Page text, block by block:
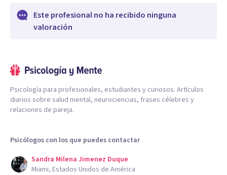
Este profesional no ha recibido ninguna
valoración
Psicología para profesionales, estudiantes y curiosos. Artículos
diarios sobre salud mental, neurociencias, frases célebres y
relaciones de pareja.
Psicólogos con los que puedes contactar
Sandra Milena Jimenez Duque
Miami, Estados Unidos de América